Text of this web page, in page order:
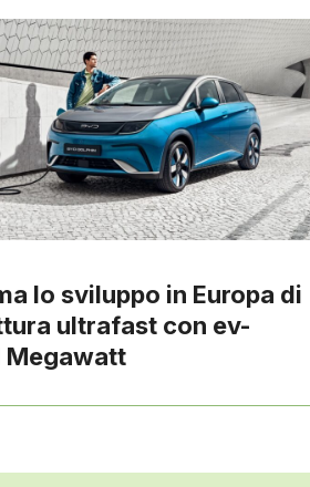
lo sviluppo in Europa di
ultrafast con ev-
Megawatt